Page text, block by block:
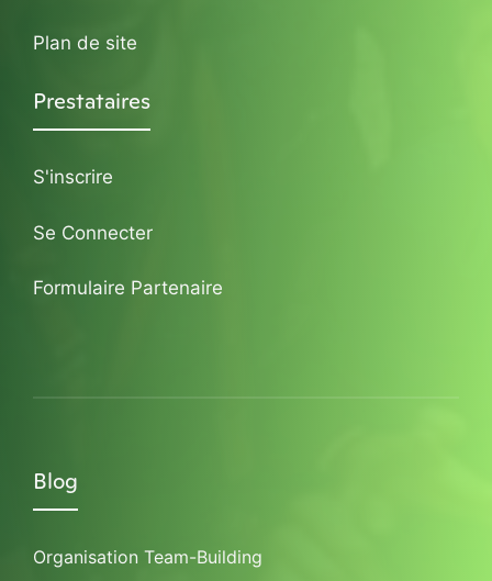
Plan de site
Prestataires
S'inscrire
Se Connecter
Formulaire Partenaire
Blog
Organisation Team-Building